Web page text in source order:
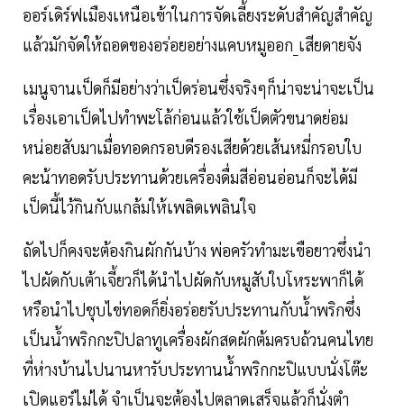
ออร์เดิร์ฟเมืองเหนือเข้าในการจัดเลี้ยงระดับสำคัญสำคัญ
แล้วมักจัดให้ถอดของอร่อยอย่างแคบหมูออก_เสียดายจัง
เมนูจานเป็ดก็มีอย่างว่าเป็ดร่อนซึ่งจริงๆก็น่าจะน่าจะเป็น
เรื่องเอาเป็ดไปทำพะโล้ก่อนแล้วใช้เป็ดตัวขนาดย่อม
หน่อยสับมาเมื่อทอดกรอบดีรองเสียด้วยเส้นหมี่กรอบใบ
คะน้าทอดรับประทานด้วยเครื่องดื่มสีอ่อนอ่อนก็จะได้มี
เป็ดนี้ไว้กินกับแกล้มให้เพลิดเพลินใจ
ถัดไปก็คงจะต้องกินผักกันบ้าง พ่อครัวทำมะเขือยาวซึ่งนำ
ไปผัดกับเต้าเจี้ยวก็ได้นำไปผัดกับหมูสับใบโหระพาก็ได้
หรือนำไปชุบไข่ทอดก็ยิ่งอร่อยรับประทานกับน้ำพริกซึ่ง
เป็นน้ำพริกกะปิปลาทูเครื่องผักสดผักต้มครบถ้วนคนไทย
ที่ห่างบ้านไปนานหารับประทานน้ำพริกกะปิแบบนั่งโต๊ะ
เปิดแอร์ไม่ได้ จำเป็นจะต้องไปตลาดเสร็จแล้วก็นั่งตำ